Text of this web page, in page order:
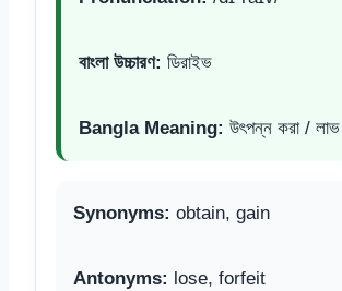
বাংলা উচ্চারণ: ডিরাইভ
Bangla Meaning: উৎপন্ন করা / লাভ
Synonyms: obtain, gain
Antonyms: lose, forfeit